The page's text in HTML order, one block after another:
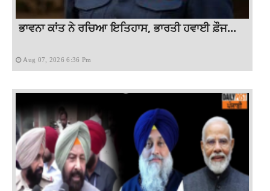
ਭਾਵਨਾ ਕਾਂਤ ਨੇ ਰਚਿਆ ਇਤਿਹਾਸ, ਭਾਰਤੀ ਹਵਾਈ ਫ਼ੌਜ...
Aug 07, 2026 6:36 Pm